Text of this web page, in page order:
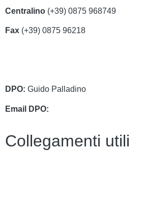
Centralino (+39) 0875 968749
Fax (+39) 0875 96218
DPO: Guido Palladino
Email DPO:
Collegamenti utili